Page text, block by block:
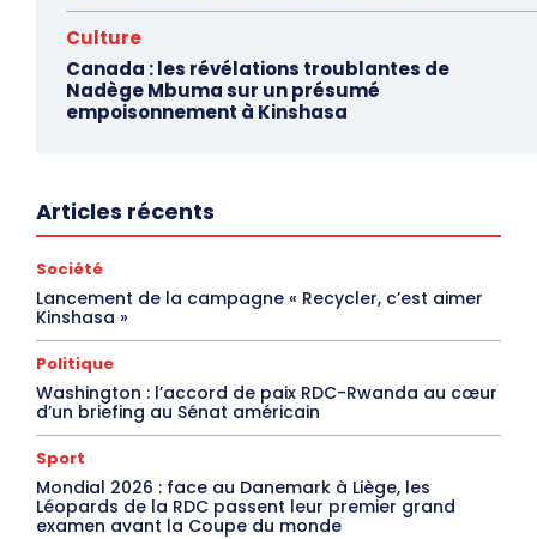
Culture
Canada : les révélations troublantes de
Nadège Mbuma sur un présumé
empoisonnement à Kinshasa
Articles récents
Société
Lancement de la campagne « Recycler, c’est aimer
Kinshasa »
Politique
Washington : l’accord de paix RDC-Rwanda au cœur
d’un briefing au Sénat américain
Sport
Mondial 2026 : face au Danemark à Liège, les
Léopards de la RDC passent leur premier grand
examen avant la Coupe du monde